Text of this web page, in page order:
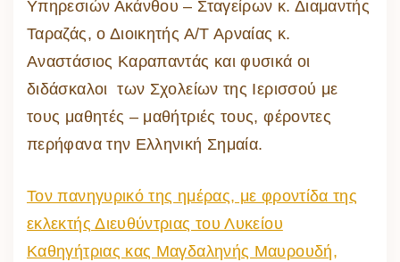
Υπηρεσιών Ακάνθου – Σταγείρων κ. Διαμαντής
Ταραζάς, ο Διοικητής Α/Τ Αρναίας κ.
Αναστάσιος Καραπαντάς και φυσικά οι
διδάσκαλοι των Σχολείων της Ιερισσού με
τους μαθητές – μαθήτριές τους, φέροντες
περήφανα την Ελληνική Σημαία.
Τον πανηγυρικό της ημέρας, με φροντίδα της
εκλεκτής Διευθύντριας του Λυκείου
Καθηγήτριας κας Μαγδαληνής Μαυρουδή,